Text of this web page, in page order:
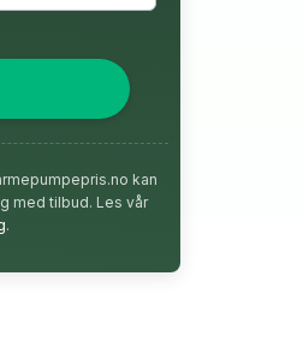
kan
med tilbud. Les vår
.